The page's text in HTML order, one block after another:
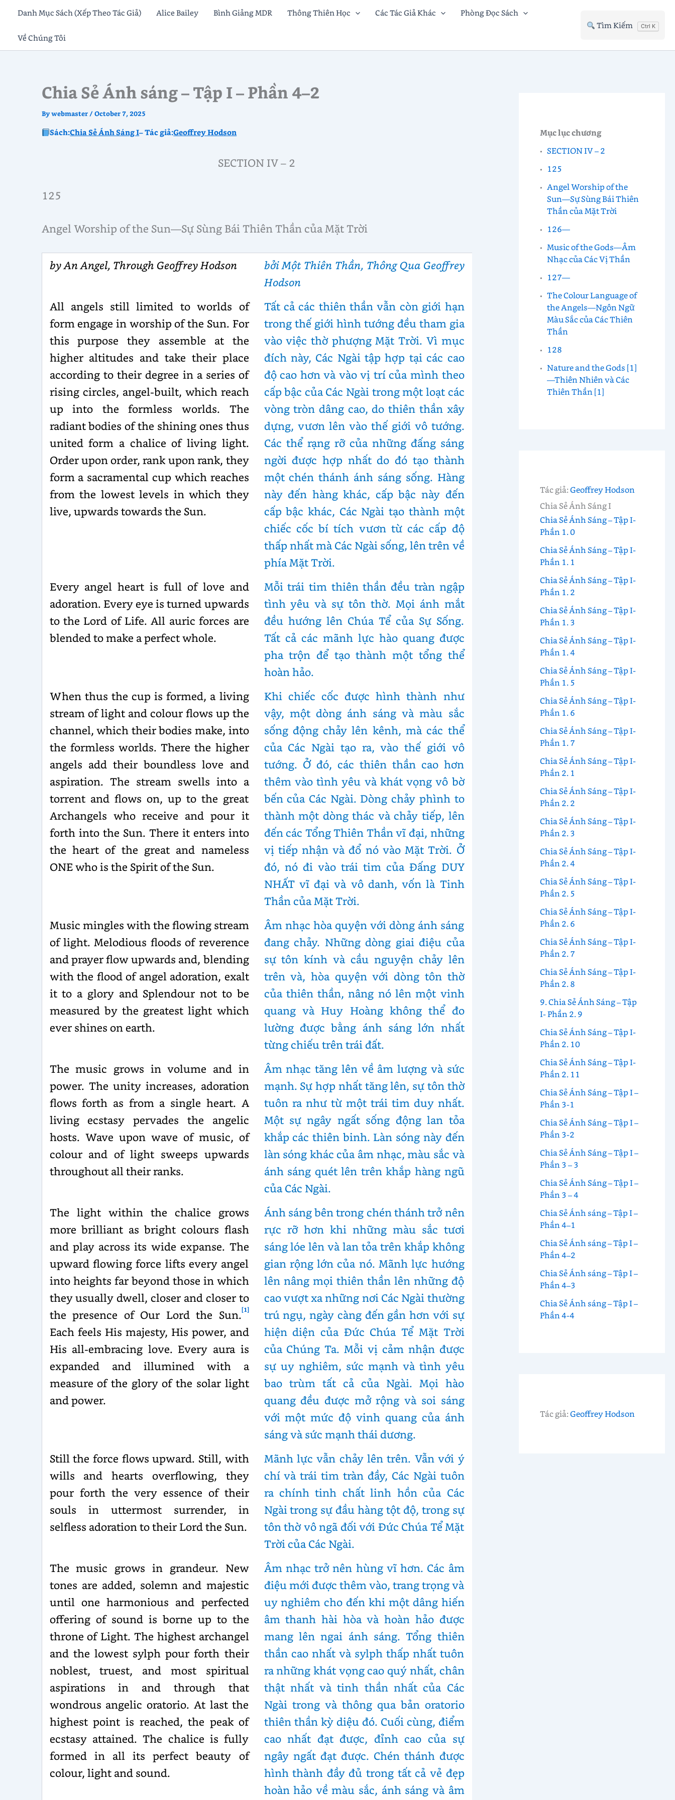
Skip
content
Danh Mục Sách (Xếp Theo Tác Giả) Alice Bailey Bình Giảng MDR Thông Thiên Học Các Tác Giả Khác Phòng Đọc Sách
Về Chúng Tôi
Tìm Kiếm Ctrl K
Chia Sẻ Ánh sáng – Tập I – Phần 4–2
Bywebmaster /October 7, 2025
Sách:Chia Sẻ Ánh Sáng I– Tác giả:Geoffrey Hodson
SECTION IV – 2
125
Angel Worship of the Sun—Sự Sùng Bái Thiên Thần của Mặt Trời
by An Angel, Through Geoffrey Hodson
bởi Một Thiên Thần, Thông Qua Geoffrey
Hodson
All angels still limited to worlds of
form engage in worship of the Sun. For
this purpose they assemble at the
higher altitudes and take their place
according to their degree in a series of
rising cir­cles, angel-built, which reach
up into the formless worlds. The
radiant bodies of the shining ones thus
united form a chalice of living light.
Or­der upon order, rank upon rank, they
form a sacramental cup which reaches
from the lowest levels in which they
live, upwards towards the Sun.
Tất cả các thiên thần vẫn còn giới hạn
trong thế giới hình tướng đều tham gia
vào việc thờ phượng Mặt Trời. Vì mục
đích này, Các Ngài tập hợp tại các cao
độ cao hơn và vào vị trí của mình theo
cấp bậc của Các Ngài trong một loạt các
vòng tròn dâng cao, do thiên thần xây
dựng, vươn lên vào thế giới vô tướng.
Các thể rạng rỡ của những đấng sáng
ngời được hợp nhất do đó tạo thành
một chén thánh ánh sáng sống. Hàng
này đến hàng khác, cấp bậc này đến
cấp bậc khác, Các Ngài tạo thành một
chiếc cốc bí tích vươn từ các cấp độ
thấp nhất mà Các Ngài sống, lên trên về
phía Mặt Trời.
Every angel heart is full of love and
adoration. Every eye is turned upwards
to the Lord of Life. All auric forces are
blended to make a per­fect whole.
Mỗi trái tim thiên thần đều tràn ngập
tình yêu và sự tôn thờ. Mọi ánh mắt
đều hướng lên Chúa Tể của Sự Sống.
Tất cả các mãnh lực hào quang được
pha trộn để tạo thành một tổng thể
hoàn hảo.
When thus the cup is formed, a living
stream of light and colour flows up the
channel, which their bodies make, into
the formless worlds. There the higher
angels add their boundless love and
aspira­tion. The stream swells into a
torrent and flows on, up to the great
Archangels who receive and pour it
forth into the Sun. There it enters into
the heart of the great and nameless
ONE who is the Spirit of the Sun.
Khi chiếc cốc được hình thành như
vậy, một dòng ánh sáng và màu sắc
sống động chảy lên kênh, mà các thể
của Các Ngài tạo ra, vào thế giới vô
tướng. Ở đó, các thiên thần cao hơn
thêm vào tình yêu và khát vọng vô bờ
bến của Các Ngài. Dòng chảy phình to
thành một dòng thác và chảy tiếp, lên
đến các Tổng Thiên Thần vĩ đại, những
vị tiếp nhận và đổ nó vào Mặt Trời. Ở
đó, nó đi vào trái tim của Đấng DUY
NHẤT vĩ đại và vô danh, vốn là Tinh
Thần của Mặt Trời.
Music mingles with the flowing stream
of light. Melodious floods of reverence
and prayer flow upwards and, blending
with the flood of angel adoration, exalt
it to a glory and Splendour not to be
measured by the greatest light which
ever shines on earth.
Âm nhạc hòa quyện với dòng ánh sáng
đang chảy. Những dòng giai điệu của
sự tôn kính và cầu nguyện chảy lên
trên và, hòa quyện với dòng tôn thờ
của thiên thần, nâng nó lên một vinh
quang và Huy Hoàng không thể đo
lường được bằng ánh sáng lớn nhất
từng chiếu trên trái đất.
The music grows in volume and in
power. The unity increases, adoration
flows forth as from a single heart. A
living ecstasy pervades the angelic
hosts. Wave upon wave of music, of
colour and of light sweeps upwards
throughout all their ranks.
Âm nhạc tăng lên về âm lượng và sức
mạnh. Sự hợp nhất tăng lên, sự tôn thờ
tuôn ra như từ một trái tim duy nhất.
Một sự ngây ngất sống động lan tỏa
khắp các thiên binh. Làn sóng này đến
làn sóng khác của âm nhạc, màu sắc và
ánh sáng quét lên trên khắp hàng ngũ
của Các Ngài.
The light within the chalice grows
more brilliant as bright colours flash
and play across its wide expanse. The
upward flowing force lifts every angel
into heights far beyond those in which
they usually dwell, closer and closer to
the presence of Our Lord the Sun.[1]
Each feels His majesty, His power, and
His all-embracing love. Every aura is
ex­panded and illumined with a
measure of the glory of the solar light
and power.
Ánh sáng bên trong chén thánh trở nên
rực rỡ hơn khi những màu sắc tươi
sáng lóe lên và lan tỏa trên khắp không
gian rộng lớn của nó. Mãnh lực hướng
lên nâng mọi thiên thần lên những độ
cao vượt xa những nơi Các Ngài thường
trú ngụ, ngày càng đến gần hơn với sự
hiện diện của Đức Chúa Tể Mặt Trời
của Chúng Ta. Mỗi vị cảm nhận được
sự uy nghiêm, sức mạnh và tình yêu
bao trùm tất cả của Ngài. Mọi hào
quang đều được mở rộng và soi sáng
với một mức độ vinh quang của ánh
sáng và sức mạnh thái dương.
Still the force flows upward. Still, with
wills and hearts overflow­ing, they
pour forth the very essence of their
souls in uttermost surren­der, in
selfless adoration to their Lord the Sun.
Mãnh lực vẫn chảy lên trên. Vẫn với ý
chí và trái tim tràn đầy, Các Ngài tuôn
ra chính tinh chất linh hồn của Các
Ngài trong sự đầu hàng tột độ, trong sự
tôn thờ vô ngã đối với Đức Chúa Tể Mặt
Trời của Các Ngài.
The music grows in grandeur. New
tones are added, solemn and majestic
until one harmonious and perfected
offering of sound is borne up to the
throne of Light. The highest archangel
and the lowest sylph pour forth their
noblest, truest, and most spiritual
aspirations in and through that
wondrous angelic oratorio. At last the
highest point is reached, the peak of
ecstasy attained. The chalice is fully
formed in all its perfect beauty of
colour, light and sound.
Âm nhạc trở nên hùng vĩ hơn. Các âm
điệu mới được thêm vào, trang trọng và
uy nghiêm cho đến khi một dâng hiến
âm thanh hài hòa và hoàn hảo được
mang lên ngai ánh sáng. Tổng thiên
thần cao nhất và sylph thấp nhất tuôn
ra những khát vọng cao quý nhất, chân
thật nhất và tinh thần nhất của Các
Ngài trong và thông qua bản oratorio
thiên thần kỳ diệu đó. Cuối cùng, điểm
cao nhất đạt được, đỉnh cao của sự
ngây ngất đạt được. Chén thánh được
hình thành đầy đủ trong tất cả vẻ đẹp
hoàn hảo về màu sắc, ánh sáng và âm
Mục lục chương
SECTION IV – 2
125
Angel Worship of the
Sun—Sự Sùng Bái Thiên
Thần của Mặt Trời
126—
Music of the Gods—Âm
Nhạc của Các Vị Thần
127—
The Colour Language of
the Angels—Ngôn Ngữ
Màu Sắc của Các Thiên
Thần
128
Nature and the Gods [1]
—Thiên Nhiên và Các
Thiên Thần [1]
Tác giả:Geoffrey Hodson
Chia Sẻ Ánh Sáng I
Chia Sẻ Ánh Sáng – Tập I-
Phần 1. 0
Chia Sẻ Ánh Sáng – Tập I-
Phần 1. 1
Chia Sẻ Ánh Sáng – Tập I-
Phần 1. 2
Chia Sẻ Ánh Sáng – Tập I-
Phần 1. 3
Chia Sẻ Ánh Sáng – Tập I-
Phần 1. 4
Chia Sẻ Ánh Sáng – Tập I-
Phần 1. 5
Chia Sẻ Ánh Sáng – Tập I-
Phần 1. 6
Chia Sẻ Ánh Sáng – Tập I-
Phần 1. 7
Chia Sẻ Ánh Sáng – Tập I-
Phần 2. 1
Chia Sẻ Ánh Sáng – Tập I-
Phần 2. 2
Chia Sẻ Ánh Sáng – Tập I-
Phần 2. 3
Chia Sẻ Ánh Sáng – Tập I-
Phần 2. 4
Chia Sẻ Ánh Sáng – Tập I-
Phần 2. 5
Chia Sẻ Ánh Sáng – Tập I-
Phần 2. 6
Chia Sẻ Ánh Sáng – Tập I-
Phần 2. 7
Chia Sẻ Ánh Sáng – Tập I-
Phần 2. 8
9. Chia Sẻ Ánh Sáng – Tập
I- Phần 2. 9
Chia Sẻ Ánh Sáng – Tập I-
Phần 2. 10
Chia Sẻ Ánh Sáng – Tập I-
Phần 2. 11
Chia Sẻ Ánh Sáng – Tập I –
Phần 3-1
Chia Sẻ Ánh Sáng – Tập I –
Phần 3-2
Chia Sẻ Ánh Sáng – Tập I –
Phần 3 – 3
Chia Sẻ Ánh Sáng – Tập I –
Phần 3 – 4
Chia Sẻ Ánh sáng – Tập I –
Phần 4–1
Chia Sẻ Ánh sáng – Tập I –
Phần 4–2
Chia Sẻ Ánh sáng – Tập I –
Phần 4–3
Chia Sẻ Ánh sáng – Tập I –
Phần 4-4
Tác giả:Geoffrey Hodson